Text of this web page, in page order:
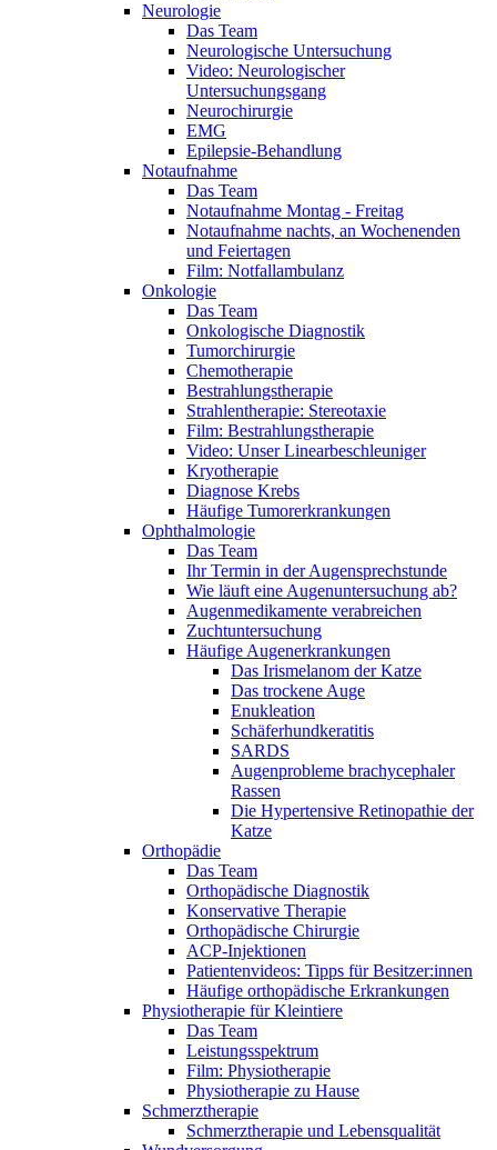
Neurologie
Das Team
Neurologische Untersuchung
Video: Neurologischer
Untersuchungsgang
Neurochirurgie
EMG
Epilepsie-Behandlung
Notaufnahme
Das Team
Notaufnahme Montag - Freitag
Notaufnahme nachts, an Wochenenden
und Feiertagen
Film: Notfallambulanz
Onkologie
Das Team
Onkologische Diagnostik
Tumorchirurgie
Chemotherapie
Bestrahlungstherapie
Strahlentherapie: Stereotaxie
Film: Bestrahlungstherapie
Video: Unser Linearbeschleuniger
Kryotherapie
Diagnose Krebs
Häufige Tumorerkrankungen
Ophthalmologie
Das Team
Ihr Termin in der Augensprechstunde
Wie läuft eine Augenuntersuchung ab?
Augenmedikamente verabreichen
Zuchtuntersuchung
Häufige Augenerkrankungen
Das Irismelanom der Katze
Das trockene Auge
Enukleation
Schäferhundkeratitis
SARDS
Augenprobleme brachycephaler
Rassen
Die Hypertensive Retinopathie der
Katze
Orthopädie
Das Team
Orthopädische Diagnostik
Konservative Therapie
Orthopädische Chirurgie
ACP-Injektionen
Patientenvideos: Tipps für Besitzer:innen
Häufige orthopädische Erkrankungen
Physiotherapie für Kleintiere
Das Team
Leistungsspektrum
Film: Physiotherapie
Physiotherapie zu Hause
Schmerztherapie
Schmerztherapie und Lebensqualität